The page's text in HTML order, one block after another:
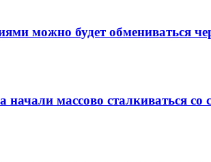
можно будет обмениваться
массово сталкиваться